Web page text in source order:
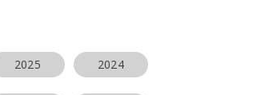
2025 2024